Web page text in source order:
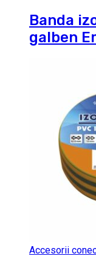
Banda
galben
Accesorii